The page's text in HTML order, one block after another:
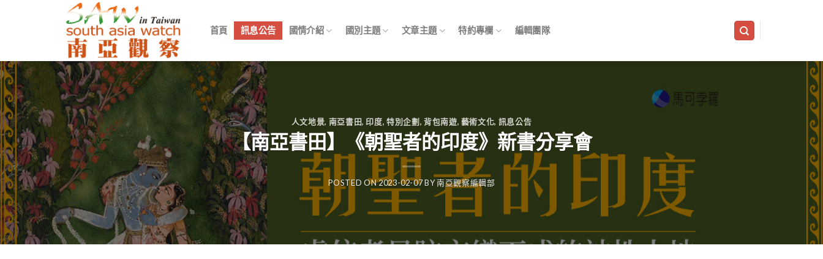
首頁 訊息公告 國情介紹 國別主題 文章主題 特約專欄 編輯團隊
人文地景, 南亞書田, 印度,特別企劃 , 背包南遊, 藝術文化, 訊息公告
【南亞書田】《朝聖者的印度》新書分享會
POSTED ON2023-02-07BY南亞觀察編輯部